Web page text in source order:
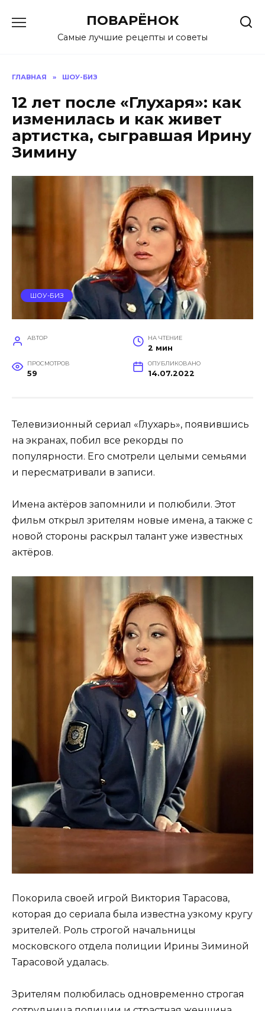
содержанию
ПОВАРЁНОК
Самые лучшие рецепты и советы
ГЛАВНАЯ » ШОУ-БИЗ
12 лет после «Глухаря»: как
изменилась и как живет
артистка, сыгравшая Ирину
Зимину
ШОУ-БИЗ
АВТОР НА ЧТЕНИЕ
2 мин
ПРОСМОТРОВ
59
ОПУБЛИКОВАНО
14.07.2022
Телевизионный сериал «Глухарь», появившись
на экранах, побил все рекорды по
популярности. Его смотрели целыми семьями
и пересматривали в записи.
Имена актёров запомнили и полюбили. Этот
фильм открыл зрителям новые имена, а также с
новой стороны раскрыл талант уже известных
актёров.
Покорила своей игрой Виктория Тарасова,
которая до сериала была известна узкому кругу
зрителей. Роль строгой начальницы
московского отдела полиции Ирины Зиминой
Тарасовой удалась.
Зрителям полюбилась одновременно строгая